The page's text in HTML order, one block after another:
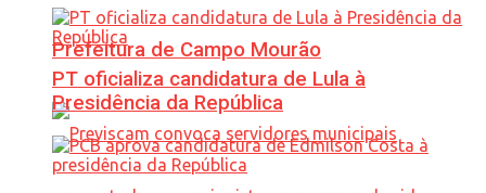
Prefeitura de Campo Mourão
PT oficializa candidatura de Lula à
Presidência da República